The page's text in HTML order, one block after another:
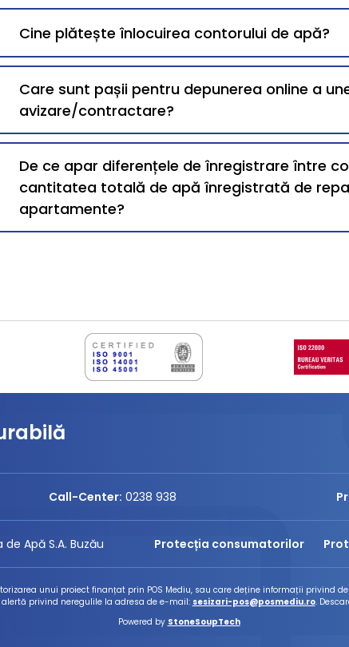
Cine plătește înlocuirea contorului de apă?
Care sunt pașii pentru depunerea online a
avizare/contractare?
De ce apar diferențele de înregistrare între
cantitatea totală de apă înregistrată de
apartamente?
Call-Center: 0238 938
Apă S.A. Buzău Protecția consumatorilor
unui proiect finanțat prin POS Mediu, sau care deține informații privind
privind neregulile la adresa de e-mail: sesizari-pos@posmediu.ro.
Powered by StoneSoupTech